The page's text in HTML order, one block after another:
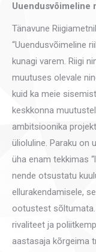
Uuendusvõimeline
Tänavune
“Uuendusvõimeline
kunagi varem. Riigi
muutuses olevale
kuid ka meie
keskkonna
ambitsioonika
ülioluline. Paraku on
üha enam tekkimas
nende otsustatu
ellurakendamisele,
ootustest
rivaliteet ja
aastasaja kõrgeima